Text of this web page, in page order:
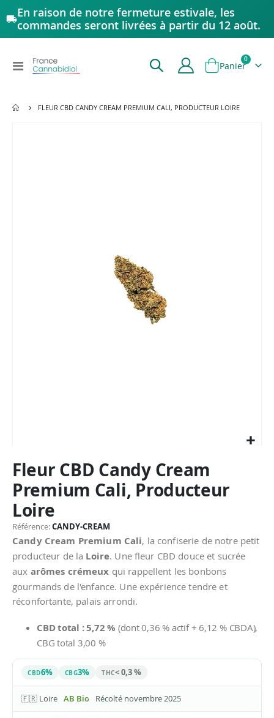
En raison de notre fermeture estivale, les
commandes seront livrées à partir du 12 août.
Affichage
navigation
Panier
0articles
FLEUR CBD CANDY CREAM PREMIUM CALI, PRODUCTEUR LOIRE
au
début
de
la
Galerie
d’images
Fleur CBD Candy Cream
Premium Cali, Producteur
Loire
Référence CANDY-CREAM
Candy Cream Premium Cali, la confiserie de notre petit
producteur de la Loire. Une fleur CBD douce et sucrée
aux arômes crémeux qui rappellent les bonbons
gourmands de l'enfance. Une expérience tendre et
réconfortante, palais arrondi.
CBD total : 5,72 % (dont 0,36 % actif + 6,12 % CBDA),
CBG total 3,00 %
CBD6% CBG3% THC< 0,3 %
🇫🇷 Loire AB Bio Récolté novembre 2025